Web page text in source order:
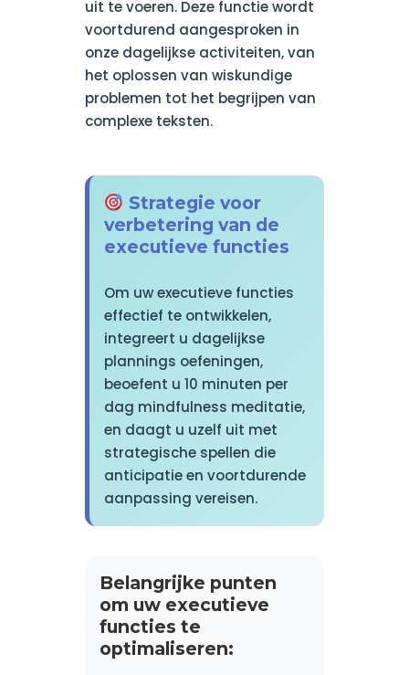
uit te voeren. Deze functie wordt
voortdurend aangesproken in
onze dagelijkse activiteiten, van
het oplossen van wiskundige
problemen tot het begrijpen van
complexe teksten.
Strategie voor
verbetering van de
executieve functies
Om uw executieve functies
effectief te ontwikkelen,
integreert u dagelijkse
plannings oefeningen,
beoefent u 10 minuten per
dag mindfulness meditatie,
en daagt u uzelf uit met
strategische spellen die
anticipatie en voortdurende
aanpassing vereisen.
Belangrijke punten
om uw executieve
functies te
optimaliseren: